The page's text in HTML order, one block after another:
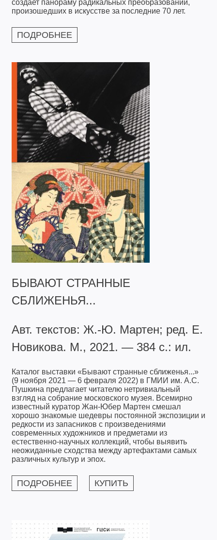
создает панораму радикальных преобразований,
произошедших в искусстве за последние 70 лет.
ПОДРОБНЕЕ
БЫВАЮТ СТРАННЫЕ
СБЛИЖЕНЬЯ...
Авт. текстов: Ж.-Ю. Мартен; ред. Е.
Новикова. М., 2021. — 384 с.: ил.
Каталог выставки «Бывают странные сближенья...»
(9 ноября 2021 — 6 февраля 2022) в ГМИИ им. А.С.
Пушкина предлагает читателю нетривиальный
взгляд на собрание московского музея. Всемирно
известный куратор Жан-Юбер Мартен смешал
хорошо знакомые шедевры постоянной экспозиции и
редкости из запасников с произведениями
современных художников и предметами из
естественно-научных коллекций, чтобы выявить
неожиданные сходства между артефактами самых
различных культур и эпох.
ПОДРОБНЕЕ КУПИТЬ